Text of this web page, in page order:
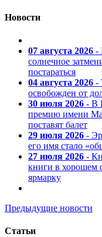
Новости
07 августа 2026 -
солнечное
постараться
04 августа 2026 -
освобожден от
30 июля 2026 - В
премию имени
поставят балет
29 июля 2026 -
его имя стало
27 июля 2026 -
книги в хорошем
ярмарку
Предыдущие новости
Статьи